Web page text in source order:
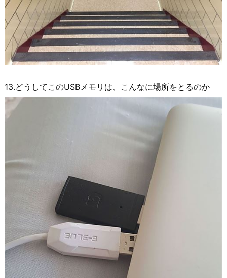
13.どうしてこのUSBメモリは、こんなに場所をとるのか